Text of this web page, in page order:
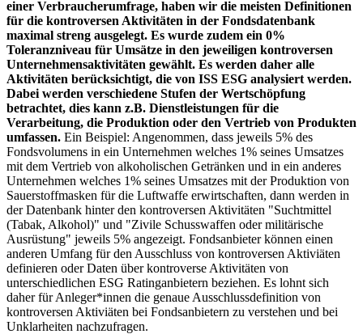
einer Verbraucherumfrage, haben wir die meisten Definitionen
für die kontroversen Aktivitäten in der Fondsdatenbank
maximal streng ausgelegt. Es wurde zudem ein 0%
Toleranzniveau für Umsätze in den jeweiligen kontroversen
Unternehmensaktivitäten gewählt. Es werden daher alle
Aktivitäten berücksichtigt, die von ISS ESG analysiert werden.
Dabei werden verschiedene Stufen der Wertschöpfung
betrachtet, dies kann z.B. Dienstleistungen für die
Verarbeitung, die Produktion oder den Vertrieb von Produkten
umfassen. Ein Beispiel: Angenommen, dass jeweils 5% des
Fondsvolumens in ein Unternehmen welches 1% seines Umsatzes
mit dem Vertrieb von alkoholischen Getränken und in ein anderes
Unternehmen welches 1% seines Umsatzes mit der Produktion von
Sauerstoffmasken für die Luftwaffe erwirtschaften, dann werden in
der Datenbank hinter den kontroversen Aktivitäten "Suchtmittel
(Tabak, Alkohol)" und "Zivile Schusswaffen oder militärische
Ausrüstung" jeweils 5% angezeigt. Fondsanbieter können einen
anderen Umfang für den Ausschluss von kontroversen Aktiviäten
definieren oder Daten über kontroverse Aktivitäten von
unterschiedlichen ESG Ratinganbietern beziehen. Es lohnt sich
daher für Anleger*innen die genaue Ausschlussdefinition von
kontroversen Aktiviäten bei Fondsanbietern zu verstehen und bei
Unklarheiten nachzufragen.